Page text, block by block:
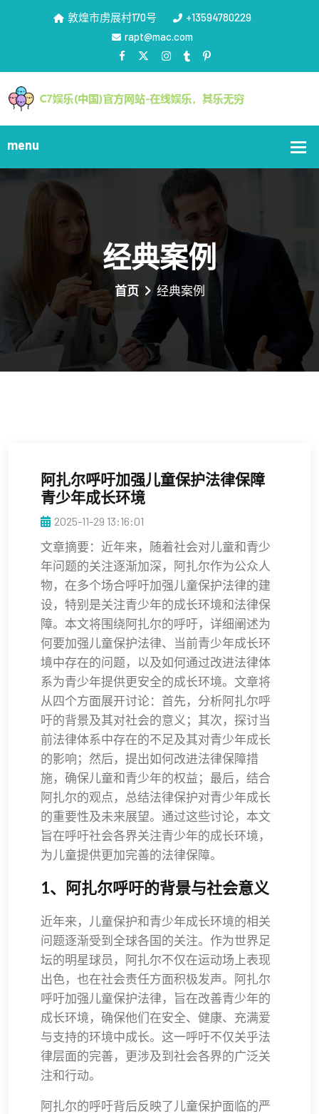
敦煌市虏展村170号
+13594780229
rapt@mac.com
经典案例
首页 经典案例
阿扎尔呼吁加强儿童保护法律保障
青少年成长环境
2025-11-29 13:16:01
文章摘要：近年来，随着社会对儿童和青少
年问题的关注逐渐加深，阿扎尔作为公众人
物，在多个场合呼吁加强儿童保护法律的建
设，特别是关注青少年的成长环境和法律保
障。本文将围绕阿扎尔的呼吁，详细阐述为
何要加强儿童保护法律、当前青少年成长环
境中存在的问题，以及如何通过改进法律体
系为青少年提供更安全的成长环境。文章将
从四个方面展开讨论：首先，分析阿扎尔呼
吁的背景及其对社会的意义；其次，探讨当
前法律体系中存在的不足及其对青少年成长
的影响；然后，提出如何改进法律保障措
施，确保儿童和青少年的权益；最后，结合
阿扎尔的观点，总结法律保护对青少年成长
的重要性及未来展望。通过这些讨论，本文
旨在呼吁社会各界关注青少年的成长环境，
为儿童提供更加完善的法律保障。
1、阿扎尔呼吁的背景与社会意义
近年来，儿童保护和青少年成长环境的相关
问题逐渐受到全球各国的关注。作为世界足
坛的明星球员，阿扎尔不仅在运动场上表现
出色，也在社会责任方面积极发声。阿扎尔
呼吁加强儿童保护法律，旨在改善青少年的
成长环境，确保他们在安全、健康、充满爱
与支持的环境中成长。这一呼吁不仅关乎法
律层面的完善，更涉及到社会各界的广泛关
注和行动。
阿扎尔的呼吁背后反映了儿童保护面临的严